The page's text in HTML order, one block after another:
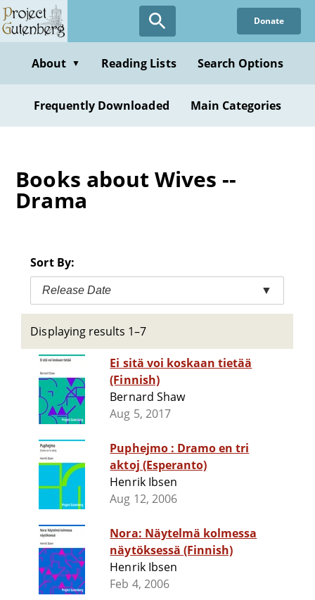
Skip
to
content
Donate
About ▼ Reading Lists Search Options
Frequently Downloaded Main Categories
Books about Wives --
Drama
Sort By:
Release Date ▼
Displaying results 1–7
Ei sitä voi koskaan tietää
(Finnish)
Bernard Shaw
Aug 5, 2017
Puphejmo : Dramo en tri
aktoj (Esperanto)
Henrik Ibsen
Aug 12, 2006
Nora: Näytelmä kolmessa
näytöksessä (Finnish)
Henrik Ibsen
Feb 4, 2006